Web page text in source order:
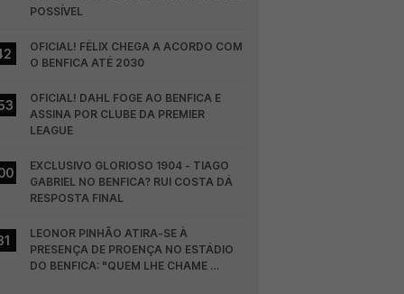
POSSÍVEL
OFICIAL! FÉLIX CHEGA A ACORDO COM
O BENFICA ATÉ 2030
OFICIAL! DAHL FOGE AO BENFICA E
ASSINA POR CLUBE DA PREMIER
LEAGUE
EXCLUSIVO GLORIOSO 1904 - TIAGO
GABRIEL NO BENFICA? RUI COSTA DÁ
RESPOSTA FINAL
LEONOR PINHÃO ATIRA-SE À
PRESENÇA DE PROENÇA NO ESTÁDIO
DO BENFICA: "QUEM LHE CHAME